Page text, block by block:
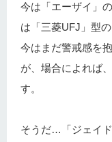
今は「エーザイ」
は「三菱UFJ」型
今はまだ警戒感を
が、場合によれば
す。
そうだ…「ジェイド